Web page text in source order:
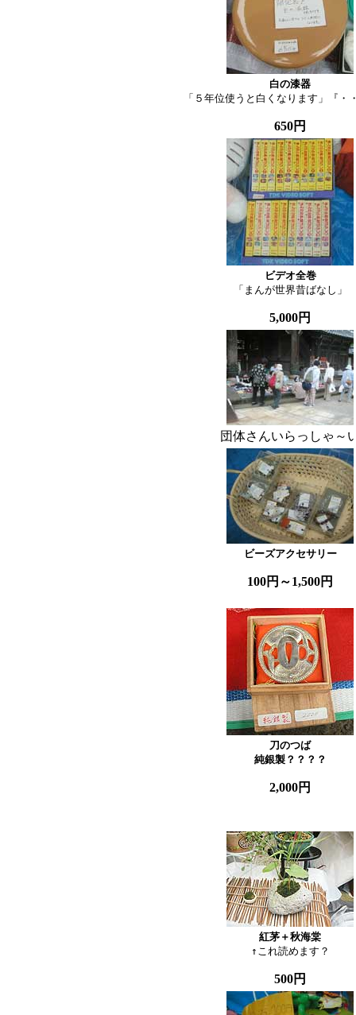
白の漆器
「５年位使うと白くなります」『・
650円
ビデオ全巻
「まんが世界昔ばなし」
5,000円
団体さんいらっしゃ～
ビーズアクセサリー
100円～1,500円
刀のつば
純銀製？？？？
2,000円
紅茅＋秋海棠
↑これ読めます？
500円